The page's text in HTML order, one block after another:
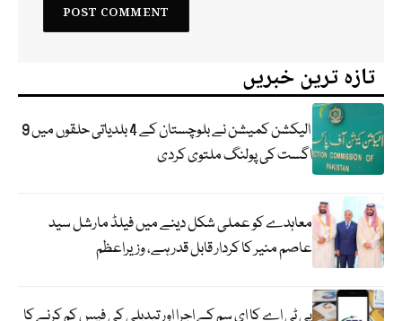
تازہ ترین خبریں
الیکشن کمیشن نے بلوچستان کے 4 بلدیاتی حلقوں میں 9
اگست کی پولنگ ملتوی کردی
معاہدے کو عملی شکل دینے میں فیلڈ مارشل سید
عاصم منیر کا کردار قابل قدر ہے، وزیراعظم
پی ٹی اے کا ای سم کے اجرا اور تبدیلی کی فیس کم کرنے کا